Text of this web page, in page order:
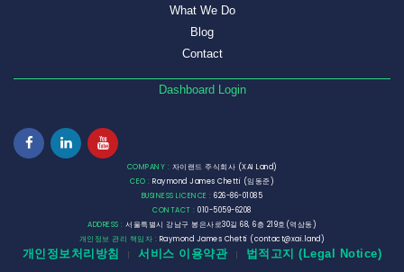
What We Do
Blog
Contact
Dashboard Login
COMPANY : 자이랜드 주식회사 (XAI Land)
CEO : Raymond James Chetti (임동준)
BUSINESS LICENCE : 626-86-01085
CONTACT : 010-5059-6208
ADDRESS : 서울특별시 강남구 봉은사로30길 68, 6층 219호(역삼동)
개인정보 관리 책임자 : Raymond James Chetti (contact@xai.land)
개인정보처리방침 서비스 이용약관 법적고지 (Legal Notice)